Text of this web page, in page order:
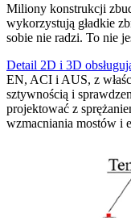
Miliony konstrukcji
wykorzystują gładkie
sobie nie radzi. To nie
Detail 2D i 3D
EN, ACI i AUS, z
sztywnością i
projektować z
wzmacniania mostów i